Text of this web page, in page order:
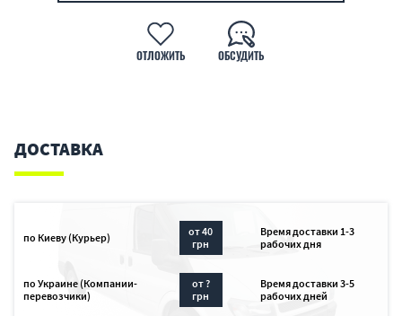
ОТЛОЖИТЬ ОБСУДИТЬ
ДОСТАВКА
по Киеву (Курьер)
от 40
грн
Время доставки 1-3
рабочих дня
по Украине (Компании-
перевозчики)
от ?
грн
Время доставки 3-5
рабочих дней